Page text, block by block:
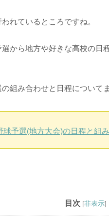
れているところですね。
から地方や好きな高校の日
組み合わせと日程について
予選(地方大会)の日程と組
目次 [非表示]